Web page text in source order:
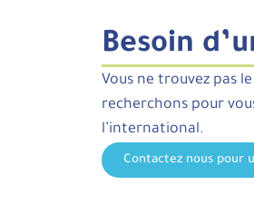
Besoin
Vous ne trouvez pas
recherchons pour
l’international.
Contactez nous pour